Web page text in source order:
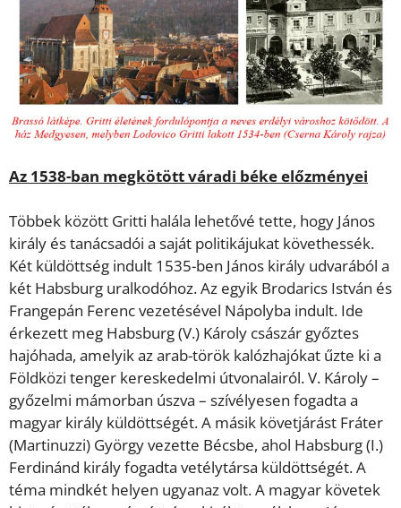
Az 1538-ban megkötött váradi béke előzményei
Többek között Gritti halála lehetővé tette, hogy János
király és tanácsadói a saját politikájukat követhessék.
Két küldöttség indult 1535-ben János király udvarából a
két Habsburg uralkodóhoz. Az egyik Brodarics István és
Frangepán Ferenc vezetésével Nápolyba indult. Ide
érkezett meg Habsburg (V.) Károly császár győztes
hajóhada, amelyik az arab-török kalózhajókat űzte ki a
Földközi tenger kereskedelmi útvonalairól. V. Károly –
győzelmi mámorban úszva – szívélyesen fogadta a
magyar király küldöttségét. A másik követjárást Fráter
(Martinuzzi) György vezette Bécsbe, ahol Habsburg (I.)
Ferdinánd király fogadta vetélytársa küldöttségét. A
téma mindkét helyen ugyanaz volt. A magyar követek